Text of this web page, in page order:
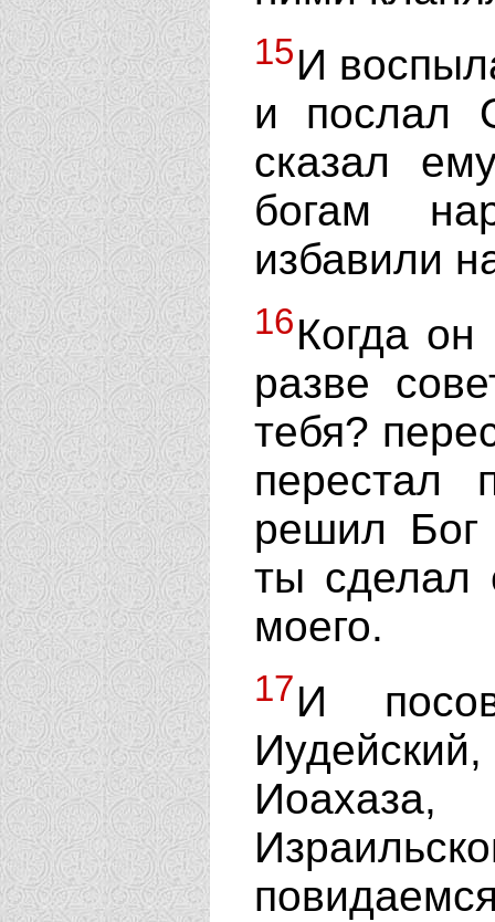
15И
и послал
сказал
богам
избавили
16Когда
разве
тебя?
перестал
решил Бог
ты сделал
моего.
17И